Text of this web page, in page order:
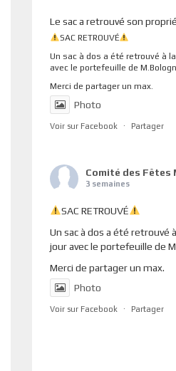
Le sac a retrouvé son
SAC RETROUVÉ
Un sac à dos a été retrouvé à
avec le portefeuille de
Merci de partager un max.
Photo
Voir sur Facebook · Partager
Comité des Fêtes
3 semaines
SAC RETROUVÉ
Un sac à dos a été retrouvé
jour avec le portefeuille de
Merci de partager un max.
Photo
Voir sur Facebook · Partager